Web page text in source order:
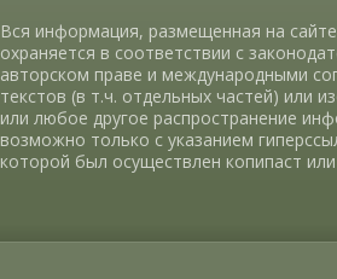
Вся информация, размещенная на
охраняется в соответствии с
авторском праве и международными
текстов (в т.ч. отдельных частей) или
или любое другое распространение
возможно только с указанием
которой был осуществлен копипаст